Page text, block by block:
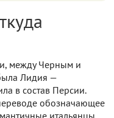
между Черным и
Лидия —
в состав Персии.
обозначающее